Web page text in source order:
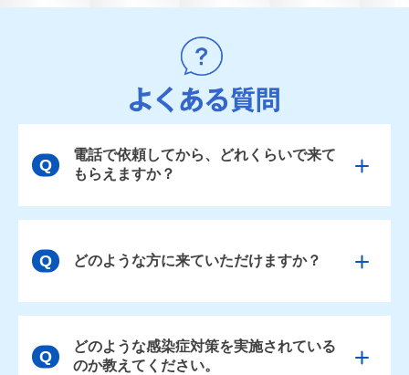
電話で依頼してから、どれくらいで来て
もらえますか？
どのような方に来ていただけますか？
どのような感染症対策を実施されている
のか教えてください。